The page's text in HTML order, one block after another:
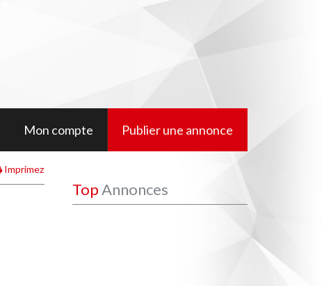
Publier une annonce
Mon compte
Imprimez
TopAnnonces